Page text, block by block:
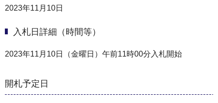
2023年11月10日
入札日詳細（時間等）
2023年11月10日（金曜日）午前11時00分入札開始
開札予定日